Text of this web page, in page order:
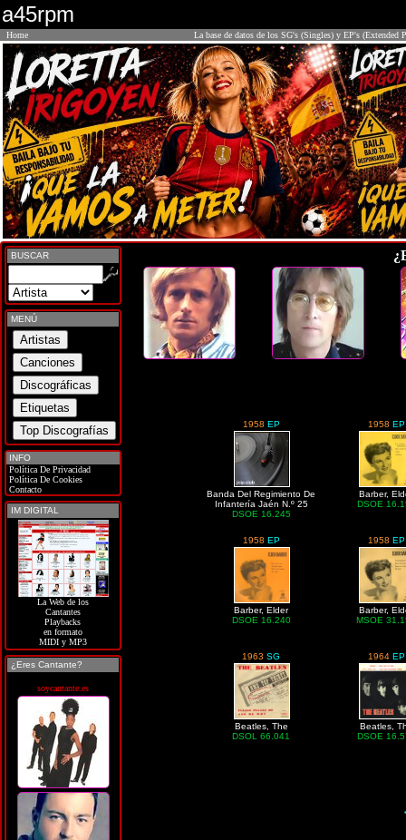
a45rpm
Home La base de datos de los SG's (Singles) y EP's (Extended
BUSCAR
MENÚ
INFO
Política De Privacidad
Política De Cookies
Contacto
IM DIGITAL
La Web de los
Cantantes
Playbacks
en formato
MIDI y MP3
¿Eres Cantante?
soycantante.es
1958 EP
Banda Del Regimiento De
Infantería Jaén N.º 25
DSOE 16.245
1958 EP
Barber,
DSOE
1958 EP
Barber, Elder
DSOE 16.240
1958 EP
Barber,
MSOE
1963SG
Beatles, The
DSOL 66.041
1964 EP
Beatles,
DSOE